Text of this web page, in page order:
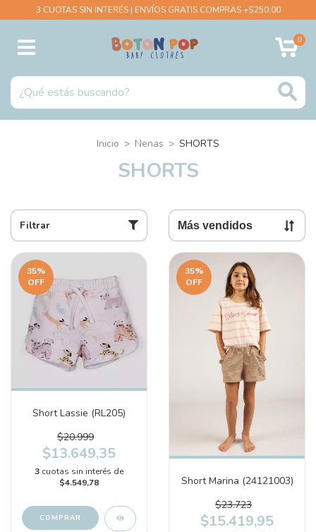
3 CUOTAS SIN INTERÉS | ENVÍOS GRATIS COMPRAS +$250.00
0
Inicio > Nenas > SHORTS
SHORTS
Filtrar
35%
OFF
Short Lassie (RL205)
$20.999
$13.649,35
3 cuotas sin interés de
$4.549,78
COMPRAR
35%
OFF
Short Marina (24121003)
$23.723
$15.419,95